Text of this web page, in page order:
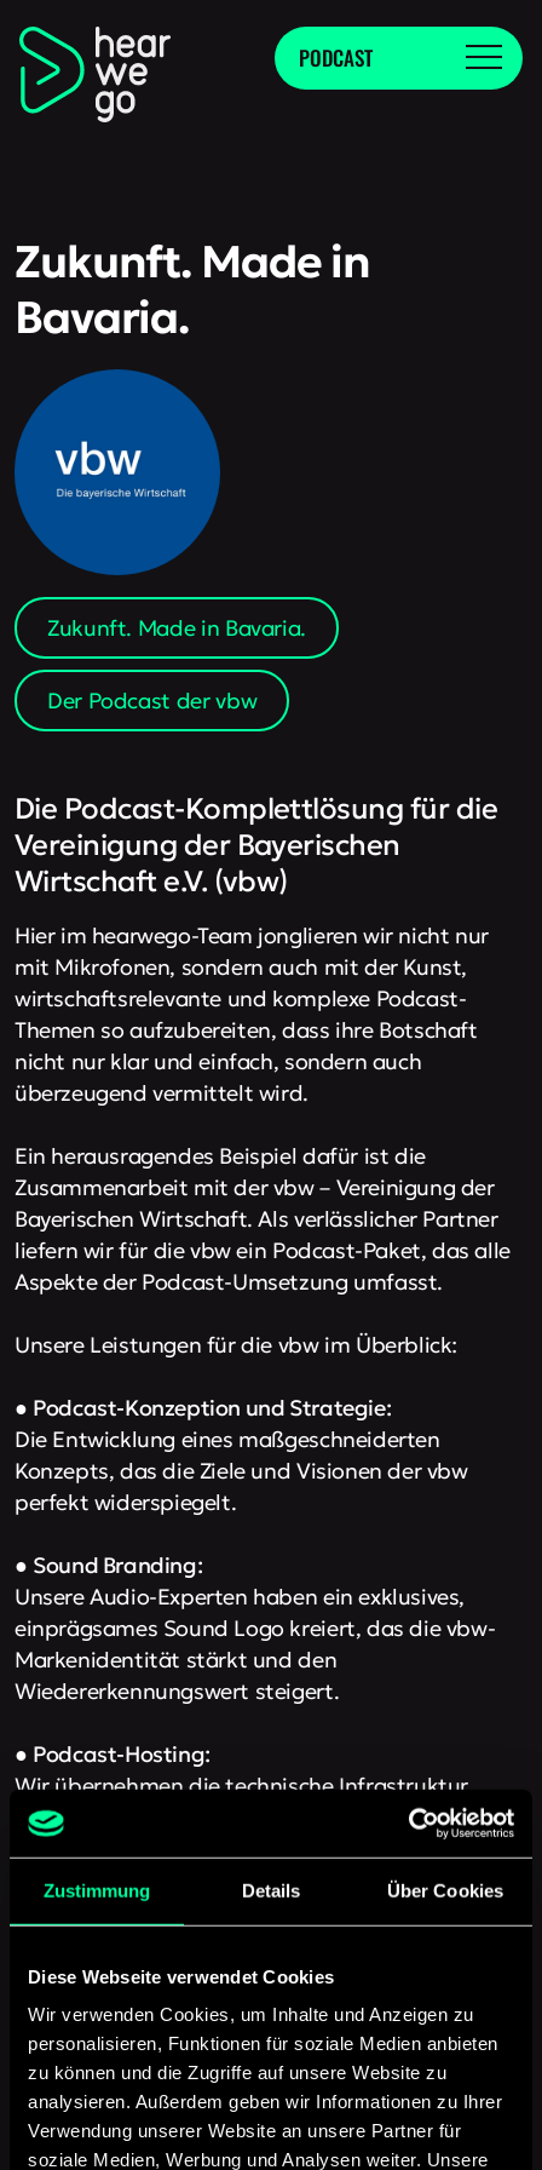
Zustimmung Details Über Cookies
Diese Webseite verwendet Cookies
Wir verwenden Cookies, um Inhalte und Anzeigen zu
personalisieren, Funktionen für soziale Medien anbieten
zu können und die Zugriffe auf unsere Website zu
analysieren. Außerdem geben wir Informationen zu Ihrer
Verwendung unserer Website an unsere Partner für
soziale Medien, Werbung und Analysen weiter. Unsere
PODCAST
Zukunft. Made in
Bavaria.
Zukunft. Made in Bavaria.
Der Podcast der vbw
Die Podcast-Komplettlösung für die
Vereinigung der Bayerischen
Wirtschaft e.V. (vbw)
Hier im hearwego-Team jonglieren wir nicht nur
mit Mikrofonen, sondern auch mit der Kunst,
wirtschaftsrelevante und komplexe Podcast-
Themen so aufzubereiten, dass ihre Botschaft
nicht nur klar und einfach, sondern auch
überzeugend vermittelt wird.
Ein herausragendes Beispiel dafür ist die
Zusammenarbeit mit der vbw – Vereinigung der
Bayerischen Wirtschaft. Als verlässlicher Partner
liefern wir für die vbw ein Podcast-Paket, das alle
Aspekte der Podcast-Umsetzung umfasst.
Unsere Leistungen für die vbw im Überblick:
● Podcast-Konzeption und Strategie:
Die Entwicklung eines maßgeschneiderten
Konzepts, das die Ziele und Visionen der vbw
perfekt widerspiegelt.
● Sound Branding:
Unsere Audio-Experten haben ein exklusives,
einprägsames Sound Logo kreiert, das die vbw-
Markenidentität stärkt und den
Wiedererkennungswert steigert.
● Podcast-Hosting:
Wir übernehmen die technische Infrastruktur,
damit alle Shownotes und Podcasts auch dort
landen, wo man Podcasts hören kann. (Spotify,
Apple Podcasts, amazon music, usw.)
Unsere erfahrenen Redakteure und
Redakteurinnen kümmern sich um die inhaltliche
Aufbereitung und aussagekräftige Storyline der
Podcast-Episode, um sicherzustellen, dass die
Podcast-Botschaft klar und präzise vermittelt
wird. Darüber hinaus stellen wir den Host, der in
diesem Fall komplexe Sachverhalte möglichst